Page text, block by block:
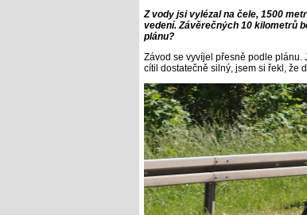
Z vody jsi vylézal na čele, 1500
vedení. Závěrečných 10 kilometrů
plánu?
Závod se vyvíjel přesně podle plánu.
cítil dostatečně silný, jsem si řekl, že